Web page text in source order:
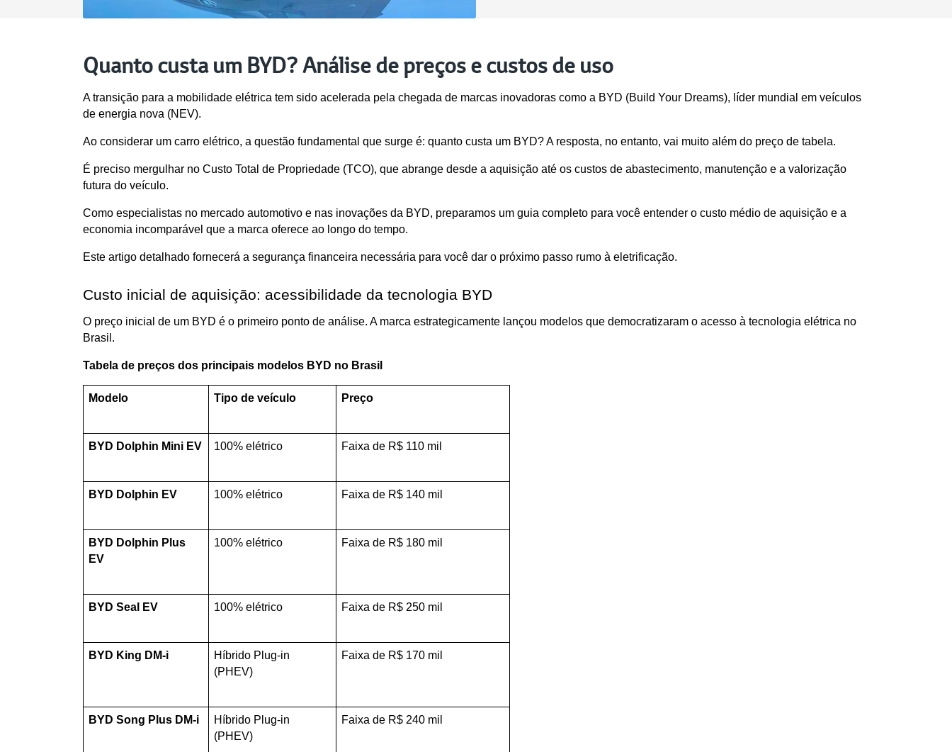
Quanto custa um BYD? Análise de preços e custos de uso
A transição para a mobilidade elétrica tem sido acelerada pela chegada de marcas inovadoras como a BYD (Build Your Dreams), líder mundial em veículos
de energia nova (NEV).
Ao considerar um carro elétrico, a questão fundamental que surge é: quanto custa um BYD? A resposta, no entanto, vai muito além do preço de tabela.
É preciso mergulhar no Custo Total de Propriedade (TCO), que abrange desde a aquisição até os custos de abastecimento, manutenção e a valorização
futura do veículo.
Como especialistas no mercado automotivo e nas inovações da BYD, preparamos um guia completo para você entender o custo médio de aquisição e a
economia incomparável que a marca oferece ao longo do tempo.
Este artigo detalhado fornecerá a segurança financeira necessária para você dar o próximo passo rumo à eletrificação.
Custo inicial de aquisição: acessibilidade da tecnologia BYD
O preço inicial de um BYD é o primeiro ponto de análise. A marca estrategicamente lançou modelos que democratizaram o acesso à tecnologia elétrica no
Brasil.
Tabela de preços dos principais modelos BYD no Brasil
Modelo Tipo de veículo Preço
BYD Dolphin Mini EV 100% elétrico Faixa de R$ 110 mil
BYD Dolphin EV 100% elétrico Faixa de R$ 140 mil
BYD Dolphin Plus
EV
100% elétrico Faixa de R$ 180 mil
BYD Seal EV 100% elétrico Faixa de R$ 250 mil
BYD King DM-i
Híbrido Plug-in
(PHEV)
Faixa de R$ 170 mil
BYD Song Plus DM-i
Híbrido Plug-in
(PHEV)
Faixa de R$ 240 mil